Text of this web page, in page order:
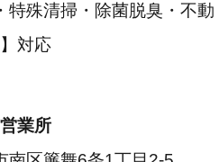
特殊清掃・除菌脱臭・不動
対応
業所